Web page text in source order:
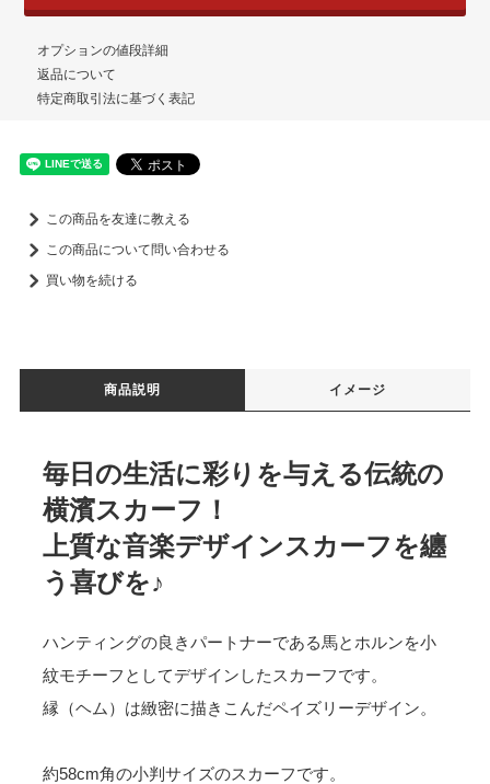
オプションの値段詳細
返品について
特定商取引法に基づく表記
この商品を友達に教える
この商品について問い合わせる
買い物を続ける
商品説明 イメージ
毎日の生活に彩りを与える伝統の
横濱スカーフ！
上質な音楽デザインスカーフを纏
う喜びを♪
ハンティングの良きパートナーである馬とホルンを小
紋モチーフとしてデザインしたスカーフです。
縁（ヘム）は緻密に描きこんだペイズリーデザイン。
約58cm角の小判サイズのスカーフです。